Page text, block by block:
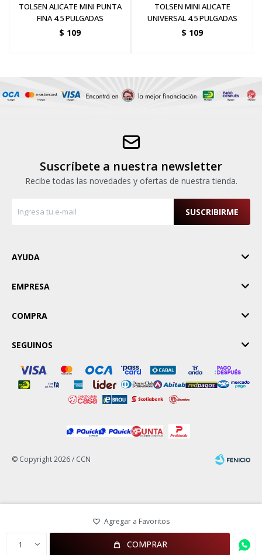
1 COMPRAR
TOLSEN ALICATE MINI PUNTA
FINA 4.5 PULGADAS
$ 109
TOLSEN MINI ALICATE
UNIVERSAL 4.5 PULGADAS
$ 109
Suscríbete a nuestra newsletter
Recibe todas las novedades y ofertas de nuestra tienda.
SUSCRIBIRME
AYUDA
EMPRESA
COMPRA
SEGUINOS
© Copyright 2026 / CCN
Fenicio